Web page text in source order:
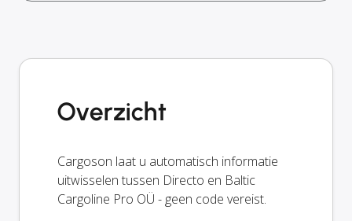
Overzicht
Cargoson laat u automatisch informatie
uitwisselen tussen Directo en Baltic
Cargoline Pro OÜ - geen code vereist.